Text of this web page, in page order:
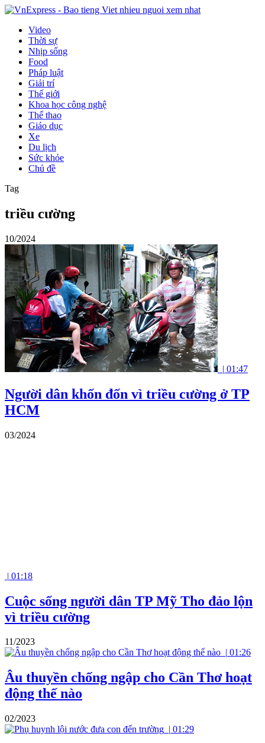
Video
Thời sự
Nhịp sống
Food
Pháp luật
Giải trí
Thế giới
Khoa học công nghệ
Thể thao
Giáo dục
Xe
Du lịch
Sức khỏe
Chủ đề
Tag
triều cường
10/2024
| 01:47
Người dân khốn đốn vì triều cường ở TP
HCM
03/2024
| 01:18
Cuộc sống người dân TP Mỹ Tho đảo lộn
vì triều cường
11/2023
| 01:26
Âu thuyền chống ngập cho Cần Thơ hoạt
động thế nào
02/2023
| 01:29